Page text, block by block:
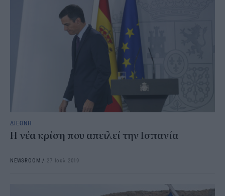
ΔΙΕΘΝΗ
Η νέα κρίση που απειλεί την Ισπανία
NEWSROOM / 27 Ιουλ 2019